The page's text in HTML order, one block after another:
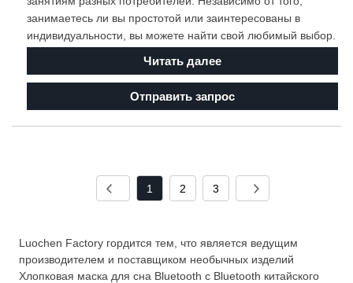
занимаетесь ли вы простотой или заинтересованы в
индивидуальности, вы можете найти свой любимый выбор.
Читать далее
Отправить запрос
1 2 3
Luochen Factory гордится тем, что является ведущим
производителем и поставщиком необычных изделий
Хлопковая маска для сна Bluetooth с Bluetooth китайского